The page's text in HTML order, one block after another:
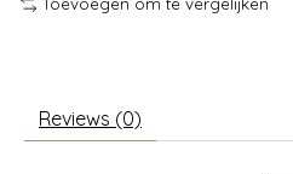
Toevoegen om te vergelijken
Reviews (0)